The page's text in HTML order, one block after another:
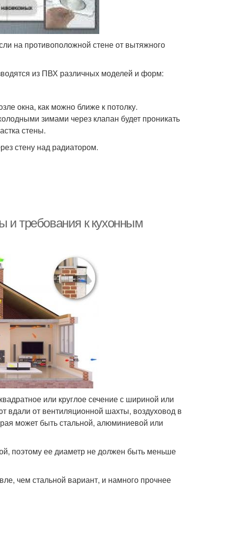
на противоположной стене от вытяжного
из ПВХ различных моделей и форм:
окна, как можно ближе к потолку.
зимами через клапан будет проникать
стены.
стену над радиатором.
и требования к кухонным
или круглое сечение с шириной или
от вентиляционной шахты, воздуховод в
может быть стальной, алюминиевой или
поэтому ее диаметр не должен быть меньше
чем стальной вариант, и намного прочнее